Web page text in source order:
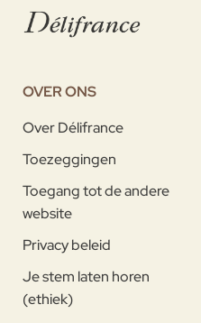
OVER ONS
Over Délifrance
Toezeggingen
Toegang tot de andere
website
Privacy beleid
Je stem laten horen
(ethiek)